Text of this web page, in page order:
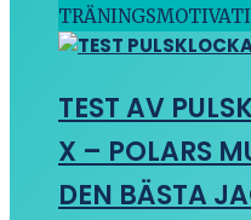
TEST AV
X – POLARS
DEN BÄSTA